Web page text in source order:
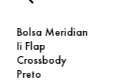
Bolsa Meridian
Ii Flap
Crossbody
Preto